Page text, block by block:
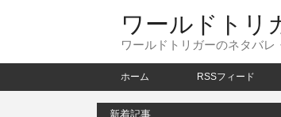
ワールドトリ
ワールドトリガーのネタバレ
ホーム RSSフィード
新着記事